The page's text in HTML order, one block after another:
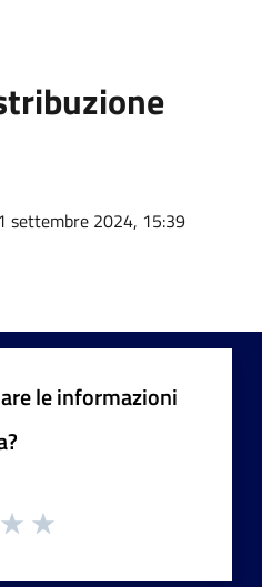
settembre 2024, 15:39
le informazioni